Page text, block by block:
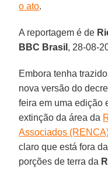
o ato.
A reportagem é de
BBC Brasil , 28-08-
Embora tenha
nova versão do
feira em uma edição
extinção da área da
Associados
claro que está fora
porções de terra da